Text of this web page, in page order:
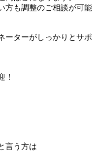
方も調整のご相談が可能
ーターがしっかりとサポ
！
言う方は